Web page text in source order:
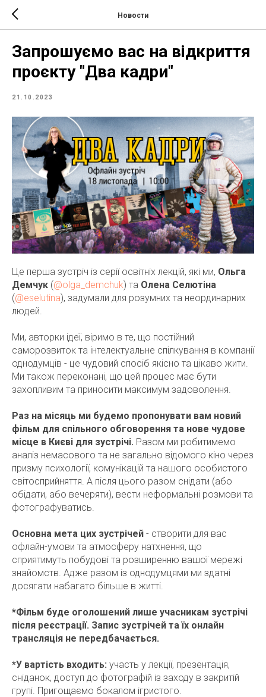
Новости
Запрошуємо вас на відкриття
проєкту "Два кадри"
21.10.2023
Це перша зустріч із серії освітніх лекцій, які ми, Ольга
Демчук (@olga_demchuk) та Олена Селютіна
(@eselutina), задумали для розумних та неординарних
людей.
Ми, авторки ідеї, віримо в те, що постійний
саморозвиток та інтелектуальне спілкування в компанії
однодумців - це чудовий спосіб якісно та цікаво жити.
Ми також переконані, що цей процес має бути
захопливим та приносити максимум задоволення.
Раз на місяць ми будемо пропонувати вам новий
фільм для спільного обговорення та нове чудове
місце в Києві для зустрічі. Разом ми робитимемо
аналіз немасового та не загально відомого кіно через
призму психології, комунікацій та нашого особистого
світосприйняття. А після цього разом снідати (або
обідати, або вечеряти), вести неформальні розмови та
фотографуватись.
Основна мета цих зустрічей - створити для вас
офлайн-умови та атмосферу натхнення, що
сприятимуть побудові та розширенню вашої мережі
знайомств. Адже разом із однодумцями ми здатні
досягати набагато більше в житті.
*Фільм буде оголошений лише учасникам зустрічі
після реєстрації. Запис зустрічей та їх онлайн
трансляція не передбачається.
*У вартість входить: участь у лекції, презентація,
сніданок, доступ до фотографій із заходу в закритій
групі. Пригощаємо бокалом ігристого.